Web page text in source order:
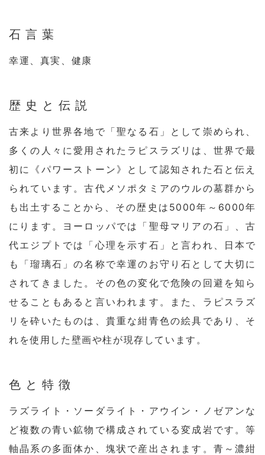
石言葉
幸運、真実、健康
歴史と伝説
古来より世界各地で「聖なる石」として崇められ、
多くの人々に愛用されたラピスラズリは、世界で最
初に《パワーストーン》として認知された石と伝え
られています。古代メソポタミアのウルの墓群から
も出土することから、その歴史は5000年～6000年
にります。ヨーロッパでは「聖母マリアの石」、古
代エジプトでは「心理を示す石」と言われ、日本で
も「瑠璃石」の名称で幸運のお守り石として大切に
されてきました。その色の変化で危険の回避を知ら
せることもあると言いわれます。また、ラピスラズ
リを砕いたものは、貴重な紺青色の絵具であり、そ
れを使用した壁画や柱が現存しています。
色と特徴
ラズライト・ソーダライト・アウイン・ノゼアンな
ど複数の青い鉱物で構成されている変成岩です。等
軸晶系の多面体か、塊状で産出されます。青～濃紺